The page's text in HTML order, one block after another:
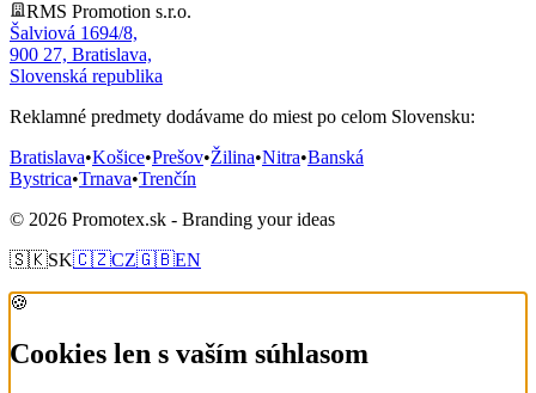
RMS Promotion s.r.o.
Šalviová 1694/8,
900 27, Bratislava,
Slovenská republika
Reklamné predmety dodávame do miest po celom Slovensku:
Bratislava•Košice•Prešov•Žilina•Nitra•Banská
Bystrica•Trnava•Trenčín
© 2026 Promotex.sk - Branding your ideas
🇸🇰SK🇨🇿CZ🇬🇧EN
🍪
Cookies len s vaším súhlasom